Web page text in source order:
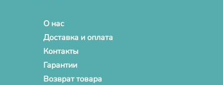
О нас
Доставка и оплата
Контакты
Гарантии
Возврат товара